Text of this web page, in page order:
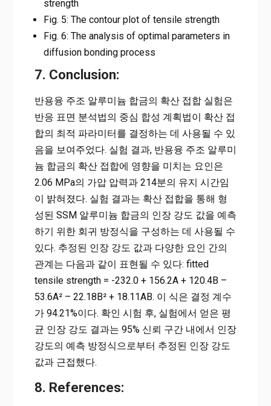
strength
Fig. 5: The contour plot of tensile strength
Fig. 6: The analysis of optimal parameters in
diffusion bonding process
7. Conclusion:
반용융 주조 알루미늄 합금의 확산 접합 실험은
반응 표면 분석법의 중심 합성 계획법이 확산 접
합의 최적 파라미터를 결정하는 데 사용될 수 있
음을 보여주었다. 실험 결과, 반용융 주조 알루미
늄 합금의 확산 접합에 영향을 미치는 요인은
2.06 MPa의 가압 압력과 214분의 유지 시간임
이 밝혀졌다. 실험 결과는 확산 접합을 통해 형
성된 SSM 알루미늄 합금의 인장 강도 값을 예측
하기 위한 회귀 방정식을 구성하는 데 사용될 수
있다. 추정된 인장 강도 값과 다양한 요인 간의
관계는 다음과 같이 표현될 수 있다: fitted
tensile strength = -232.0 + 156.2A + 120.4B –
53.6A² – 22.18B² + 18.11AB. 이 식은 결정 계수
가 94.21%이다. 확인 시험 후, 실험에서 얻은 평
균 인장 강도 결과는 95% 신뢰 구간 내에서 인장
강도의 예측 방정식으로부터 추정된 인장 강도
값과 근접했다.
8. References: